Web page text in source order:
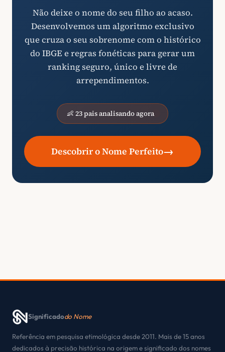
Não deixe o nome do seu filho ao acaso.
Desenvolvemos um algoritmo exclusivo
que cruza o seu sobrenome com o histórico
do IBGE e regras fonéticas para gerar um
ranking seguro, único e livre de
arrependimentos.
👶 23 pais analisando agora
Descobrir o Nome Perfeito→
Significadodo Nome
Referência em pesquisa etimológica desde 2011. Mais de 15 anos
dedicados à precisão histórica na origem e significado dos nomes